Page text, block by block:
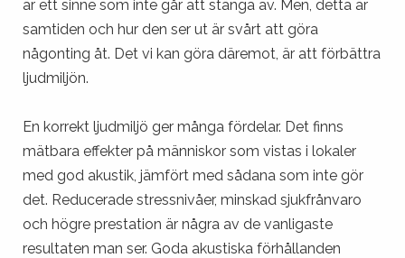
är ett sinne som inte går att stänga av. Men, detta är
samtiden och hur den ser ut är svårt att göra
någonting åt. Det vi kan göra däremot, är att förbättra
ljudmiljön.
En korrekt ljudmiljö ger många fördelar. Det finns
mätbara effekter på människor som vistas i lokaler
med god akustik, jämfört med sådana som inte gör
det. Reducerade stressnivåer, minskad sjukfrånvaro
och högre prestation är några av de vanligaste
resultaten man ser. Goda akustiska förhållanden